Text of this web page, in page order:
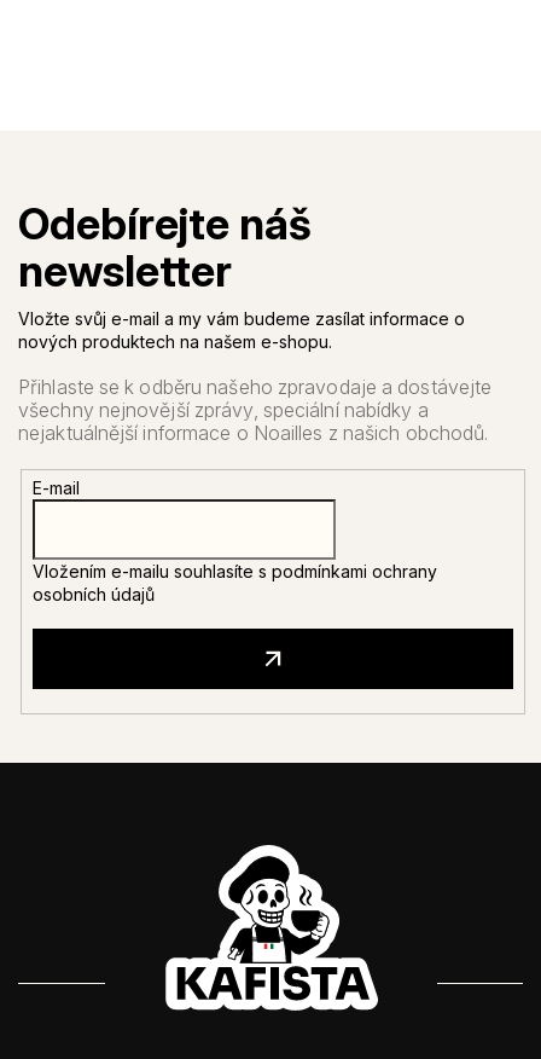
Vložte svůj e-mail a my vám budeme zasílat informace o
nových produktech na našem e-shopu.
E-mail
Vložením e-mailu souhlasíte s podmínkami ochrany
osobních údajů